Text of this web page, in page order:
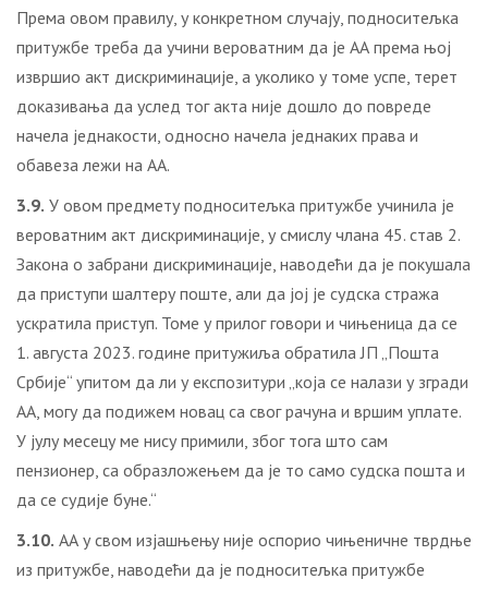
Према овом правилу, у конкретном случају, подноситељка
притужбе треба да учини вероватним да је АА према њој
извршио акт дискриминације, а уколико у томе успе, терет
доказивања да услед тог акта није дошло до повреде
начела једнакости, односно начела једнаких права и
обавеза лежи на АА.
3.9. У овом предмету подноситељка притужбе учинила је
вероватним акт дискриминације, у смислу члана 45. став 2.
Закона о забрани дискриминације, наводећи да је покушала
да приступи шалтеру поште, али да јој је судска стража
ускратила приступ. Томе у прилог говори и чињеница да се
1. августа 2023. године притужиља обратила ЈП „Пошта
Србије“ упитом да ли у експозитури „која се налази у згради
АА, могу да подижем новац са свог рачуна и вршим уплате.
У јулу месецу ме нису примили, због тога што сам
пензионер, са образложењем да је то само судска пошта и
да се судије буне.“
3.10. АА у свом изјашњењу није оспорио чињеничне тврдње
из притужбе, наводећи да је подноситељка притужбе